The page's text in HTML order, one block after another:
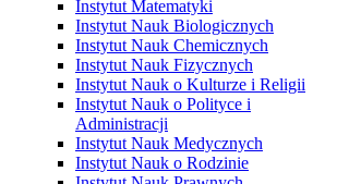
Instytut Matematyki
Instytut Nauk Biologicznych
Instytut Nauk Chemicznych
Instytut Nauk Fizycznych
Instytut Nauk o Kulturze i Religii
Instytut Nauk o Polityce i
Administracji
Instytut Nauk Medycznych
Instytut Nauk o Rodzinie